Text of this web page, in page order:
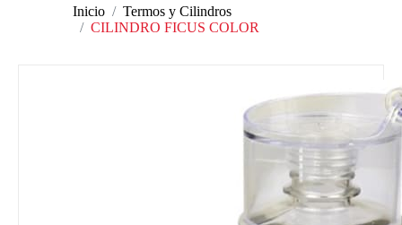
Inicio
Termos y Cilindros
CILINDRO FICUS COLOR